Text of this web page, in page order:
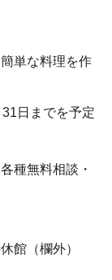
単な料理を作
日までを予定
種無料相談・
館（欄外）